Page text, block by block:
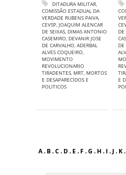
DITADURA MILITAR,
COMISSÃO ESTADUAL DA
VERDADE RUBENS PAIVA,
CEVSP, JOAQUIM ALENCAR
DE SEIXAS, DIMAS ANTONIO
CASEMIRO, DEVANIR JOSE
DE CARVALHO, ADERBAL
ALVES COQUEIRO,
MOVIMENTO
REVOLUCIONARIO
TIRADENTES, MRT, MORTOS
E DESAPARECIDOS E
POLITICOS
DE
DE
E
A. B.C . D. E . F .G . H. I . J . K.